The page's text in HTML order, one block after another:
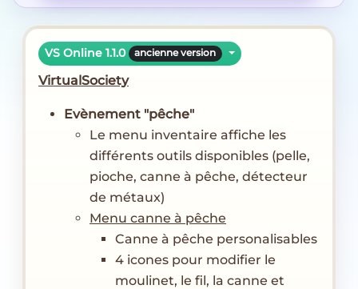
VS Online 1.1.0 ancienne version
VirtualSociety
Evènement "pêche"
Le menu inventaire affiche les
différents outils disponibles (pelle,
pioche, canne à pêche, détecteur
de métaux)
Menu canne à pêche
Canne à pêche personalisables
4 icones pour modifier le
moulinet, le fil, la canne et